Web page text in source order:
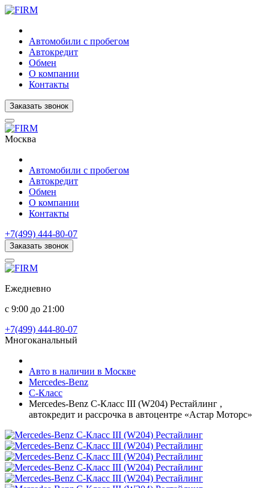
Автомобили с пробегом
Автокредит
Обмен
О компании
Контакты
Заказать звонок
Москва
Автомобили с пробегом
Автокредит
Обмен
О компании
Контакты
+7(499) 444-80-07
Заказать звонок
Ежедневно
с 9:00 до 21:00
+7(499) 444-80-07
Многоканальный
Авто в наличии в Москве
Mercedes-Benz
C-Класс
Mercedes-Benz C-Класс III (W204) Рестайлинг ,
автокредит и рассрочка в автоцентре «Астар Моторс»